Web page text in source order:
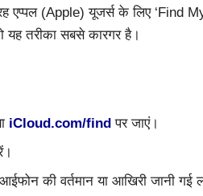
एप्पल (Apple) यूजर्स के लिए ‘Find
यह तरीका सबसे कारगर है।
iCloud.com/find पर जाएं।
की वर्तमान या आखिरी जानी गई